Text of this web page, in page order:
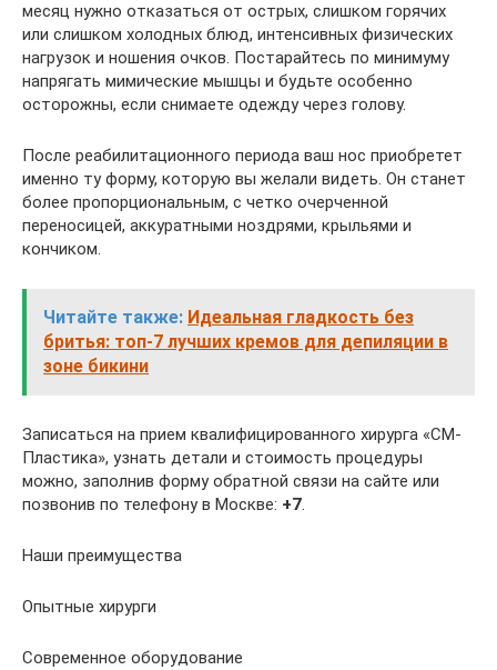
месяц нужно отказаться от острых, слишком горячих
или слишком холодных блюд, интенсивных физических
нагрузок и ношения очков. Постарайтесь по минимуму
напрягать мимические мышцы и будьте особенно
осторожны, если снимаете одежду через голову.
После реабилитационного периода ваш нос приобретет
именно ту форму, которую вы желали видеть. Он станет
более пропорциональным, с четко очерченной
переносицей, аккуратными ноздрями, крыльями и
кончиком.
Читайте также: Идеальная гладкость без
бритья: топ-7 лучших кремов для депиляции в
зоне бикини
Записаться на прием квалифицированного хирурга «СМ-
Пластика», узнать детали и стоимость процедуры
можно, заполнив форму обратной связи на сайте или
позвонив по телефону в Москве: +7.
Наши преимущества
Опытные хирурги
Современное оборудование